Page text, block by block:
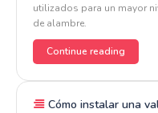
utilizados para un mayor
de alambre.
Continue reading
Cómo instalar una